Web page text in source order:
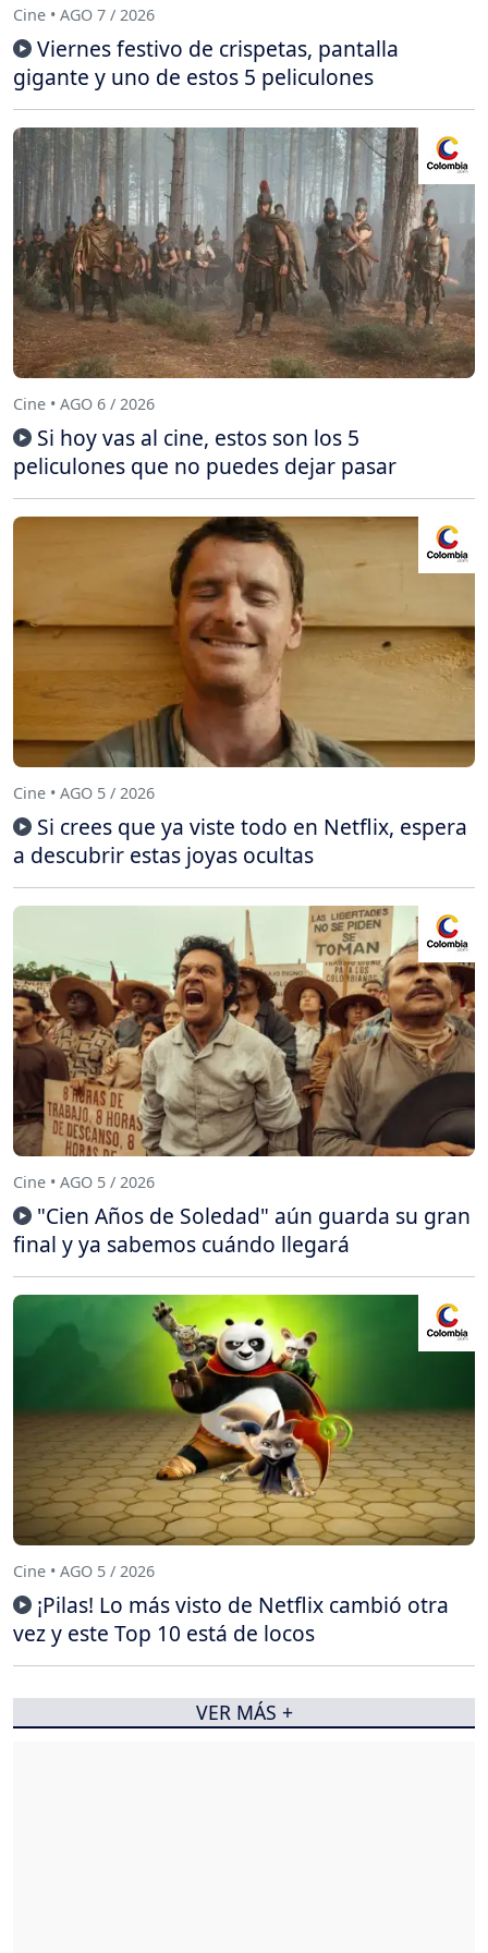
Cine • AGO 7 / 2026
Viernes festivo de crispetas, pantalla
gigante y uno de estos 5 peliculones
Cine • AGO 6 / 2026
Si hoy vas al cine, estos son los 5
peliculones que no puedes dejar pasar
Cine • AGO 5 / 2026
Si crees que ya viste todo en Netflix, espera
a descubrir estas joyas ocultas
Cine • AGO 5 / 2026
"Cien Años de Soledad" aún guarda su gran
final y ya sabemos cuándo llegará
Cine • AGO 5 / 2026
¡Pilas! Lo más visto de Netflix cambió otra
vez y este Top 10 está de locos
VER MÁS +